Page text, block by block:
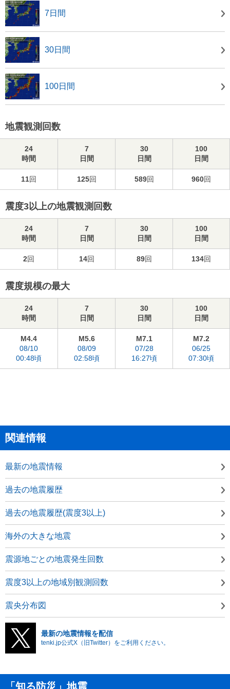
7日間
30日間
100日間
地震観測回数
24
時間
7
日間
30
日間
100
日間
11回 125回 589回 960回
震度3以上の地震観測回数
24
時間
7
日間
30
日間
100
日間
2回 14回 89回 134回
震度規模の最大
24
時間
7
日間
30
日間
100
日間
M4.4
08/10
00:48頃
M5.6
08/09
02:58頃
M7.1
07/28
16:27頃
M7.2
06/25
07:30頃
関連情報
最新の地震情報
過去の地震履歴
過去の地震履歴(震度3以上)
海外の大きな地震
震源地ごとの地震発生回数
震度3以上の地域別観測回数
震央分布図
最新の地震情報を配信
tenki.jp公式X（旧Twitter）をご利用ください。
「知る防災」地震